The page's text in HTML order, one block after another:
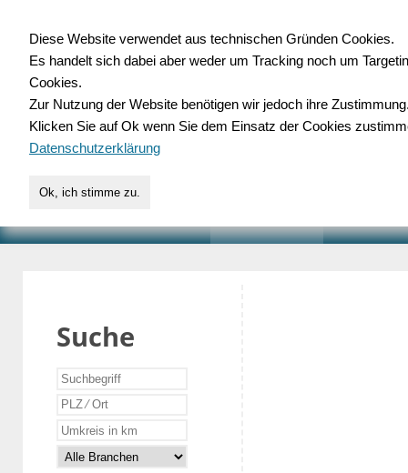
für Handwerk,
Suche
Diese Website verwendet aus technischen Gründen Cookies.
Es handelt sich dabei aber weder um Tracking noch um
Cookies.
Zur Nutzung der Website benötigen wir jedoch ihre
Klicken Sie auf Ok wenn Sie dem Einsatz der Cookies
Datenschutzerklärung
Ok, ich stimme zu.